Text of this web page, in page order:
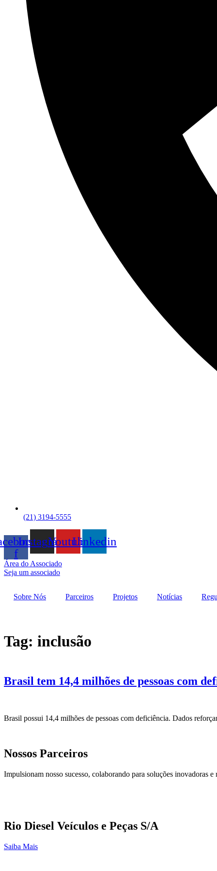
(21) 3194-5555
f
InstagramYoutubeLinkedin
Área do Associado
Seja um associado
Sobre Nós Parceiros Projetos Notícias
Tag: inclusão
Brasil tem 14,4 milhões de pessoas com
Brasil possui 14,4 milhões de pessoas com deficiência. Dados
Nossos Parceiros
Impulsionam nosso sucesso, colaborando para soluções inovadoras e
Rio Diesel Veículos e Peças S/A
Saiba Mais